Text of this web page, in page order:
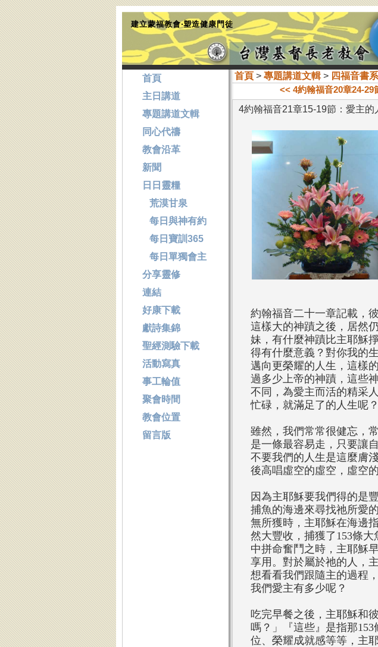
建立蒙福教會‧塑造健康門徒
首頁> 專題講道文輯> 四福音書
<< 4約翰福音20章24-29
4約翰福音21章15-19節：愛主的
約翰福音二十一章記載，
這樣大的神蹟之後，居然
妹，有什麼神蹟比主耶穌
得有什麼意義？對你我的
邁向更榮耀的人生，這樣
過多少上帝的神蹟，這些
不同，為愛主而活的精采
忙碌，就滿足了的人生呢？
雖然，我們常常很健忘，
是一條最容易走，只要讓
不要我們的人生是這麼膚
後高唱虛空的虛空，虛空
因為主耶穌要我們得的是
捕魚的海邊來尋找祂所愛
無所獲時，主耶穌在海邊
然大豐收，捕獲了153條
中拼命奮鬥之時，主耶穌
享用。對於屬於祂的人，
想看看我們跟隨主的過程
我們愛主有多少呢？
吃完早餐之後，主耶穌和
嗎？」『這些』是指那
位、榮耀成就感等等，主
首頁
主日講道
專題講道文輯
同心代禱
教會沿革
新聞
日日靈糧
荒漠甘泉
每日與神有約
每日寶訓365
每日單獨會主
分享靈修
連結
好康下載
獻詩集錦
聖經測驗下載
活動寫真
事工輪值
聚會時間
教會位置
留言版